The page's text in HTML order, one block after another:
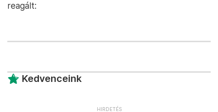
reagált:
Kedvenceink